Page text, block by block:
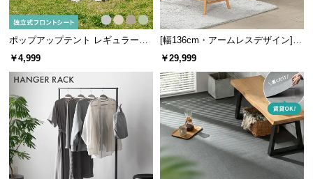
経
路
に
つ
い
返
品・
キ
ポップアップテント レギュラーサ
イズ プレミアム
￥4,999
[幅136cm・アームレスデザイン]
北欧調 2人掛けソファ シープボア
￥29,999